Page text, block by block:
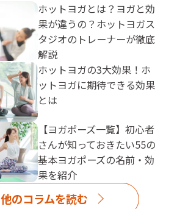
ホットヨガとは？ヨガと効
果が違うの？ホットヨガス
タジオのトレーナーが徹底
解説
ホットヨガの3大効果！ホ
ットヨガに期待できる効果
とは
【ヨガポーズ一覧】初心者
さんが知っておきたい55の
基本ヨガポーズの名前・効
果を紹介
他のコラムを読む